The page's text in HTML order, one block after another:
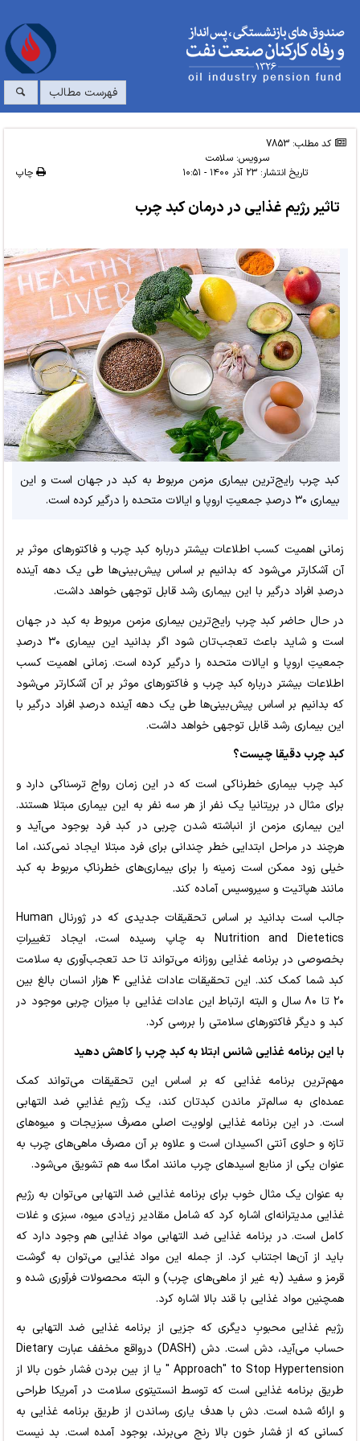
فهرست مطالب
کد مطلب: 7853
سرویس:سلامت
تاریخ انتشار: ۲۳ آذر ۱۴۰۰ - ۱۰:۵۱ چاپ
تاثیر رژیم غذایی در درمان کبد چرب
کبد چرب رایج‌ترین بیماری مزمن مربوط به کبد در جهان است و این
بیماری ۳۰ درصدِ جمعیتِ اروپا و ایالات متحده را درگیر کرده است.
زمانی اهمیت کسب اطلاعات بیشتر درباره کبد چرب و فاکتورهای موثر بر
آن آشکارتر می‌شود که بدانیم بر اساس پیش‌بینی‌ها طی یک دهه آینده
درصدِ افراد درگیر با این بیماری رشد قابل توجهی خواهد داشت.
در حال حاضر کبد چرب رایج‌ترین بیماری مزمن مربوط به کبد در جهان
است و شاید باعث تعجب‌تان شود اگر بدانید این بیماری ۳۰ درصدِ
جمعیتِ اروپا و ایالات متحده را درگیر کرده است. زمانی اهمیت کسب
اطلاعات بیشتر درباره کبد چرب و فاکتورهای موثر بر آن آشکارتر می‌شود
که بدانیم بر اساس پیش‌بینی‌ها طی یک دهه آینده درصدِ افراد درگیر با
این بیماری رشد قابل توجهی خواهد داشت.
کبد چرب دقیقا چیست؟
کبد چرب بیماری خطرناکی است که در این زمان رواج ترسناکی دارد و
برای مثال در بریتانیا یک نفر از هر سه نفر به این بیماری مبتلا هستند.
این بیماری مزمن از انباشته شدن چربی در کبد فرد بوجود می‌آید و
هرچند در مراحل ابتدایی خطر چندانی برای فرد مبتلا ایجاد نمی‌کند، اما
خیلی زود ممکن است زمینه را برای بیماری‌های خطرناکِ مربوط به کبد
مانند هپاتیت و سیروسیس آماده کند.
جالب است بدانید بر اساس تحقیقات جدیدی که در ژورنال Human
Nutrition and Dietetics به چاپ رسیده است، ایجاد تغییراتِ
بخصوصی در برنامه غذایی روزانه می‌تواند تا حد تعجب‌آوری به سلامت
کبد شما کمک کند. این تحقیقات عادات غذایی ۴ هزار انسان بالغ بین
۲۰ تا ۸۰ سال و البته ارتباط این عادات غذایی با میزان چربی موجود در
کبد و دیگر فاکتورهای سلامتی را بررسی کرد.
با این برنامه غذایی شانس ابتلا به کبد چرب را کاهش دهید
مهم‌ترین برنامه غذایی که بر اساس این تحقیقات می‌تواند کمک
عمده‌ای به سالم‌تر ماندن کبدتان کند، یک رژیم غذاییِ ضد التهابی
است. در این برنامه غذایی اولویت اصلی مصرف سبزیجات و میوه‌های
تازه و حاوی آنتی اکسیدان است و علاوه بر آن مصرف ماهی‌های چرب به
عنوان یکی از منابع اسیدهای چرب مانند امگا سه هم تشویق می‌شود.
به عنوان یک مثال خوب برای برنامه غذایی ضد التهابی می‌توان به رژیم
غذایی مدیترانه‌ای اشاره کرد که شامل مقادیر زیادی میوه، سبزی و غلات
کامل است. در برنامه غذایی ضد التهابی مواد غذایی هم وجود دارد که
باید از آن‌ها اجتناب کرد. از جمله این مواد غذایی می‌توان به گوشت
قرمز و سفید (به غیر از ماهی‌های چرب) و البته محصولات فرآوری شده و
همچنین مواد غذایی با قند بالا اشاره کرد.
رژیم غذایی محبوبِ دیگری که جزیی از برنامه غذایی ضد التهابی به
حساب می‌آید، دش است. دش (DASH) درواقع مخفف عبارت Dietary
Approach" to Stop Hypertension " یا از بین بردن فشار خون بالا از
طریق برنامه غذایی است که توسط انستیتوی سلامت در آمریکا طراحی
و ارائه شده است. دش با هدف یاری رساندن از طریق برنامه غذایی به
کسانی که از فشار خون بالا رنج می‌برند، بوجود آمده است. بد نیست